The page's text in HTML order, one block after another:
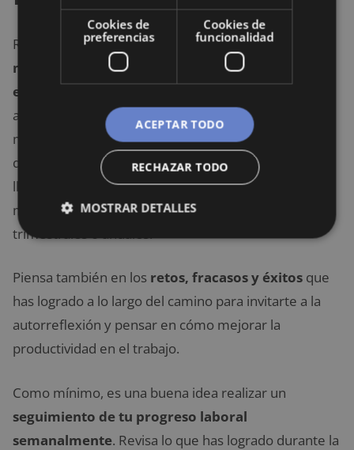
Realiza un seguimiento activo de tu productividad
midiendo tu rendimiento en períodos
específicos
ayudará a saber si te estás acercando o no a tus
metas y objetivos. Elige intervalos específicos en los
que puedas mirar hacia atrás y ver lo lejos que has
llegado y cuánto te queda por recorrer. Puedes
medir tus metas diarias, semanales, mensuales,
trimestrales o anuales.
Piensa también en los retos, fracasos y éxitos que
has logrado a lo largo del camino para invitarte a la
autorreflexión y pensar en cómo mejorar la
productividad en el trabajo.
Como mínimo, es una buena idea realizar un
seguimiento de tu progreso laboral
semanalmente. Revisa lo que has logrado durante la
Cookies de
preferencias
Cookies de
funcionalidad
ACEPTAR TODO
RECHAZAR TODO
MOSTRAR DETALLES